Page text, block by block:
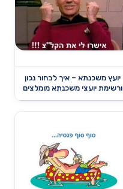
יועץ משכנתא – איך לבחור נכון
ורשימת יועצי משכנתא מומלצים